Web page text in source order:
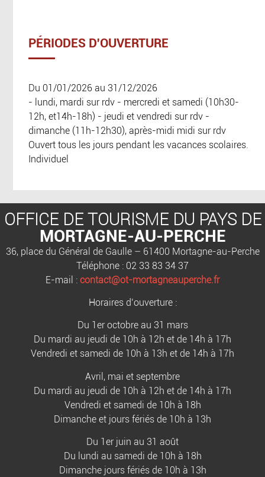
PÉRIODES D'OUVERTURE
Du 01/01/2026 au 31/12/2026
- lundi, mardi sur rdv - mercredi et samedi (10h30-
12h, et14h-18h) - jeudi et vendredi sur rdv -
dimanche (11h-12h30), après-midi midi sur rdv
Ouvert tous les jours pendant les vacances scolaires.
Individuel
OFFICE DE TOURISME DU PAYS DE
MORTAGNE-AU-PERCHE
36, place du Général de Gaulle – 61400 Mortagne-au-Perche
Téléphone : 02 33 83 34 37
E-mail : contact@ot-mortagneauperche.fr
Horaires d’ouverture :
Du 1er octobre au 31 mars
Du mardi au jeudi de 10h à 12h et de 14h à 17h
Vendredi et samedi de 10h à 13h et de 14h à 17h
Avril, mai et septembre
Du mardi au jeudi de 10h à 12h et de 14h à 17h
Vendredi et samedi de 10h à 18h
Dimanche et jours fériés de 10h à 13h
Du 1er juin au 31 août
Du lundi au samedi de 10h à 18h
Dimanche jours fériés de 10h à 13h